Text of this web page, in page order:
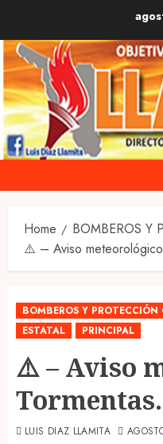
content
Home
BOMBEROS Y
⚠️ – Aviso
BOMBEROS Y PROTECCIÓN
ESTATAL
PRINCIPAL
⚠️ – Aviso
Tormentas.
LUIS DIAZ LLAMITA